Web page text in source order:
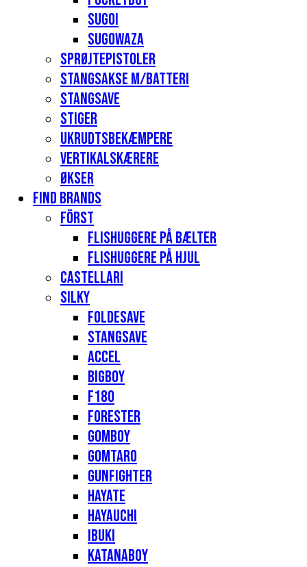
Sugoi
Sugowaza
Sprøjtepistoler
Stangsakse m/batteri
Stangsave
Stiger
Ukrudtsbekæmpere
Vertikalskærere
Økser
Find Brands
Först
Flishuggere på bælter
Flishuggere på hjul
Castellari
Silky
Foldesave
Stangsave
Accel
Bigboy
F180
Forester
Gomboy
Gomtaro
Gunfighter
Hayate
Hayauchi
Ibuki
Katanaboy